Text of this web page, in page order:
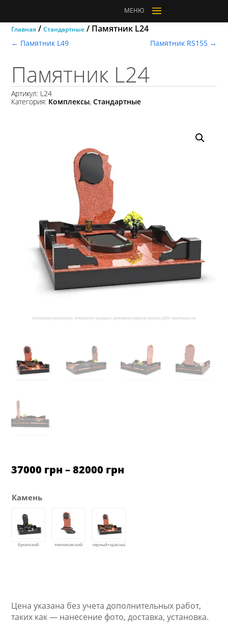
МЕНЮ a
Главная / Стандартные/ Памятник L24
← Памятник L49 Памятник RS155 →
Памятник L24
Артикул: L24
Категория: Комплексы, Стандартные
37000 грн –82000 грнДиапазон
цен:
Камень
Цена указана без учета дополнительных работ,
таких как — нанесение фото, доставка, установка.